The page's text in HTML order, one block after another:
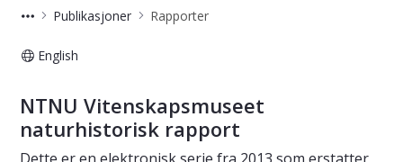
Publikasjoner Rapporter
English
NTNU Vitenskapsmuseet
naturhistorisk rapport